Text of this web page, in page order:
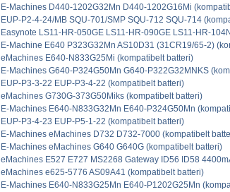
E-Machines D440-1202G32Mn D440-1202G16Mi
EUP-P2-4-24/MB SQU-701/SMP SQU-712 SQU-714
Easynote LS11-HR-050GE LS11-HR-090GE LS11-HR-
E-Machine E640 P323G32Mn AS10D31 (31CR19/65-2)
eMachines E640-N833G25Mi (kompatibelt batteri)
E-Machines G640-P324G50Mn G640-P322G32MNKS
EUP-P3-3-22 EUP-P3-4-22 (kompatibelt batteri)
eMachines G730G-373G50Miks (kompatibelt batteri)
E-Machines E640-N833G32Mn E640-P324G50Mn
EUP-P3-4-23 EUP-P5-1-22 (kompatibelt batteri)
E-Machines eMachines D732 D732-7000 (kompatibelt
E-Machines eMachines G640 G640G (kompatibelt batteri)
eMachines E527 E727 MS2268 Gateway ID56 ID58
eMachines e625-5776 AS09A41 (kompatibelt batteri)
E-Machines E640-N833G25Mn E640-P1202G25Mn